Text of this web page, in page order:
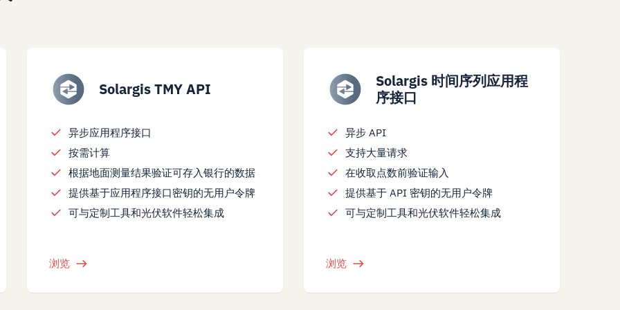
Solargis TMY API
异步应用程序接口
按需计算
根据地面测量结果验证可存入银行的数据
提供基于应用程序接口密钥的无用户令牌
可与定制工具和光伏软件轻松集成
浏览
Solargis 时间序列应用程
序接口
异步 API
支持大量请求
在收取点数前验证输入
提供基于 API 密钥的无用户令牌
可与定制工具和光伏软件轻松集成
浏览